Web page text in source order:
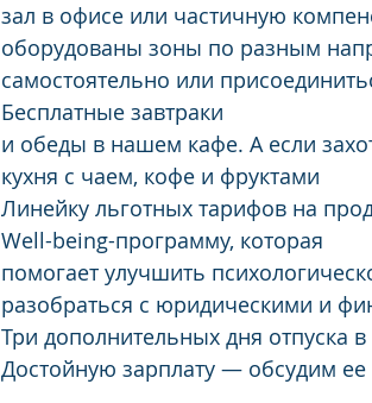
зал в офисе или частичную
оборудованы зоны по разным
самостоятельно или
Бесплатные завтраки
и обеды в нашем кафе. А если
кухня с чаем, кофе и фруктами
Линейку льготных тарифов на
Well-being-программу, которая
помогает улучшить
разобраться с юридическими и
Три дополнительных дня отпуска в
Достойную зарплату — обсудим